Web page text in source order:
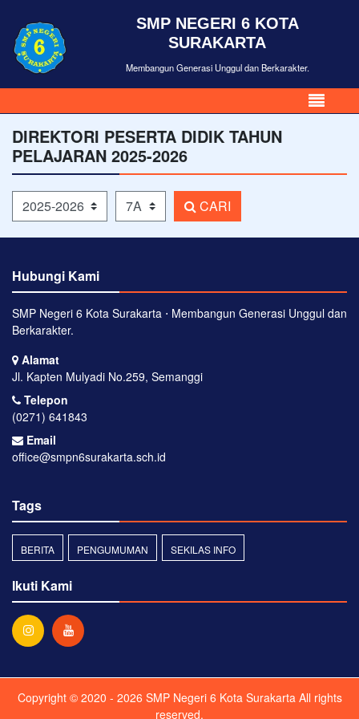
SMP NEGERI 6 KOTA
SURAKARTA
Membangun Generasi Unggul dan Berkarakter.
DIREKTORI PESERTA DIDIK TAHUN
PELAJARAN 2025-2026
Tahun Pelajaran Kelas CARI
Hubungi Kami
SMP Negeri 6 Kota Surakarta ⋅ Membangun Generasi Unggul dan
Berkarakter.
Alamat
Jl. Kapten Mulyadi No.259, Semanggi
Telepon
(0271) 641843
Email
office@smpn6surakarta.sch.id
Tags
BERITA PENGUMUMAN SEKILAS INFO
Ikuti Kami
Copyright © 2020 - 2026 SMP Negeri 6 Kota SurakartaAll rights
reserved.